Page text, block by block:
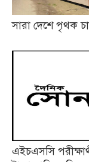
সারা দেশে পৃথক
এইচএসসি